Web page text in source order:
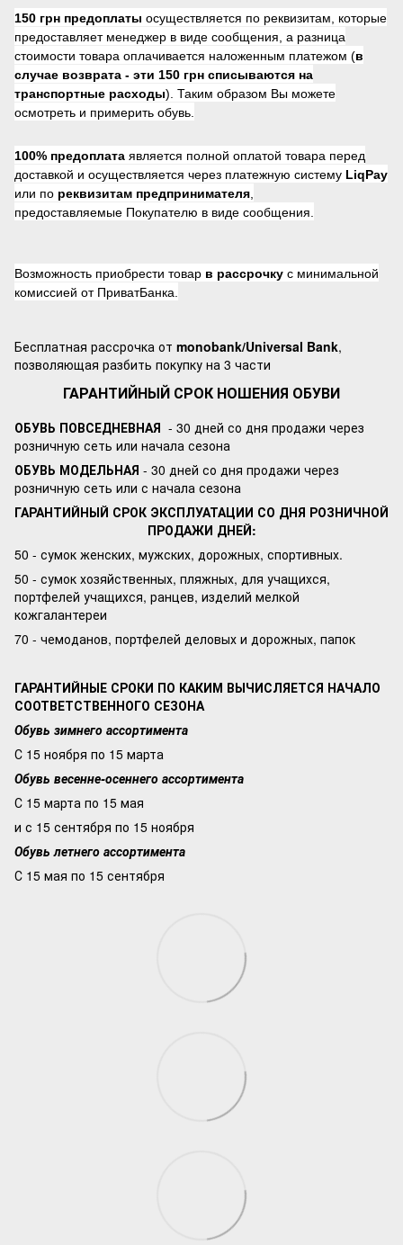
150 грн предоплаты осуществляется по реквизитам, которые
предоставляет менеджер в виде сообщения, а разница
стоимости товара оплачивается наложенным платежом (в
случае возврата - эти 150 грн списываются на
транспортные расходы). Таким образом Вы можете
осмотреть и примерить обувь.
100% предоплата является полной оплатой товара перед
доставкой и осуществляется через платежную систему LiqPay
или по реквизитам предпринимателя
предоставляемые Покупателю в виде сообщения.
Возможность приобрести товар в рассрочку с минимальной
комиссией от ПриватБанка.
Бесплатная рассрочка от monobank/Universal Bank,
позволяющая разбить покупку на 3 части
ГАРАНТИЙНЫЙ СРОК НОШЕНИЯ ОБУВИ
ОБУВЬ ПОВСЕДНЕВНАЯ - 30 дней со дня продажи через
розничную сеть или начала сезона
ОБУВЬ МОДЕЛЬНАЯ - 30 дней со дня продажи через
розничную сеть или с начала сезона
ГАРАНТИЙНЫЙ СРОК ЭКСПЛУАТАЦИИ СО ДНЯ РОЗНИЧНОЙ
ПРОДАЖИ ДНЕЙ:
50 - сумок женских, мужских, дорожных, спортивных.
50 - сумок хозяйственных, пляжных, для учащихся,
портфелей учащихся, ранцев, изделий мелкой
кожгалантереи
70 - чемоданов, портфелей деловых и дорожных, папок
ГАРАНТИЙНЫЕ СРОКИ ПО КАКИМ ВЫЧИСЛЯЕТСЯ НАЧАЛО
СООТВЕТСТВЕННОГО СЕЗОНА
Обувь зимнего ассортимента
С 15 ноября по 15 марта
Обувь весенне-осеннего ассортимента
С 15 марта по 15 мая
и с 15 сентября по 15 ноября
Обувь летнего ассортимента
С 15 мая по 15 сентября